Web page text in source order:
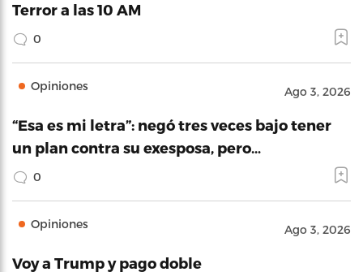
Terror a las 10 AM
0
Opiniones Ago 3, 2026
“Esa es mi letra”: negó tres veces bajo tener
un plan contra su exesposa, pero…
0
Opiniones Ago 3, 2026
Voy a Trump y pago doble